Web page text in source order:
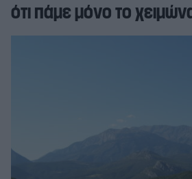
ότι πάμε μόνο το